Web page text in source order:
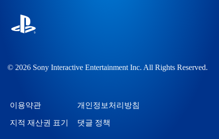
© 2026 Sony Interactive Entertainment Inc. All Rights Reserved.
이용약관 개인정보처리방침
지적 재산권 표기 댓글 정책